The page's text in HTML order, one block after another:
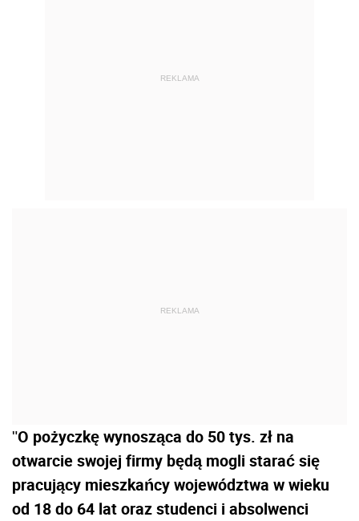
REKLAMA
REKLAMA
"O pożyczkę wynosząca do 50 tys. zł na
otwarcie swojej firmy będą mogli starać się
pracujący mieszkańcy województwa w wieku
od 18 do 64 lat oraz studenci i absolwenci